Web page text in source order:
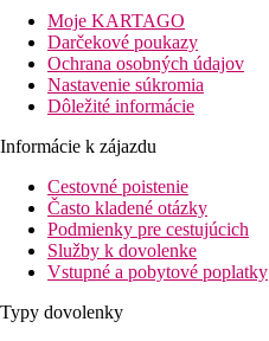
Moje KARTAGO
Darčekové poukazy
Ochrana osobných údajov
Nastavenie súkromia
Dôležité informácie
Informácie k zájazdu
Cestovné poistenie
Často kladené otázky
Podmienky pre cestujúcich
Služby k dovolenke
Vstupné a pobytové poplatky
Typy dovolenky